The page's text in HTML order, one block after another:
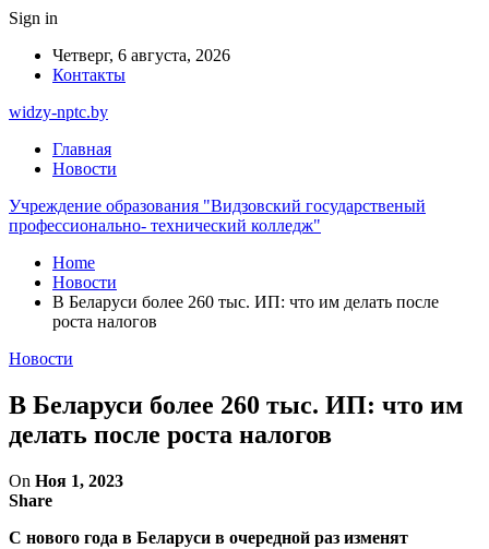
Sign in
Четверг, 6 августа, 2026
Контакты
widzy-nptc.by
Главная
Новости
Учреждение образования "Видзовский государственый
профессионально- технический колледж"
Home
Новости
В Беларуси более 260 тыс. ИП: что им делать после
роста налогов
Новости
В Беларуси более 260 тыс. ИП: что им
делать после роста налогов
On Ноя 1, 2023
Share
С нового года в Беларуси в очередной раз изменят